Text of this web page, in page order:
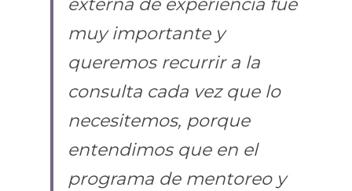
externa de experiencia fue
muy importante y
queremos recurrir a la
consulta cada vez que lo
necesitemos, porque
entendimos que en el
programa de mentoreo y